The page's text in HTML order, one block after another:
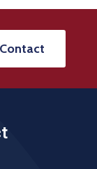
Contact